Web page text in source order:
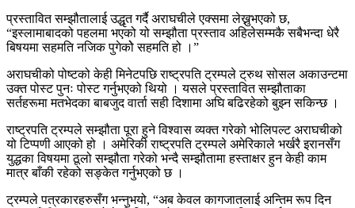
प्रस्तावित सम्झौतालाई उद्धृत गर्दै अराघचीले एक्समा लेख्नुभएको छ,
“इस्लामाबादको पहलमा भएको यो सम्झौता प्रस्ताव अहिलेसम्मकै सबैभन्दा धेरै
बिषयमा सहमति नजिक पुगेकोे सहमति हो ।”
अराघचीको पोष्टको केही मिनेटपछि राष्ट्रपति ट्रम्पले ट्रुथ सोसल अकाउन्टमा
उक्त पोस्ट पुनः पोस्ट गर्नुभएको थियो । यसले प्रस्तावित सम्झौताका
सर्तहरूमा मतभेदका बाबजुद वार्ता सही दिशामा अघि बढिरहेको बुझ्न सकिन्छ ।
राष्ट्रपति ट्रम्पले सम्झौता पूरा हुने विश्वास व्यक्त गरेको भोलिपल्ट अराघचीको
यो टिप्पणी आएको हो । अमेरिकी राष्ट्रपति ट्रम्पले अमेरिकाले भर्खरै इरानसँग
युद्धका विषयमा ठूलो सम्झौता गरेको भन्दै सम्झौतामा हस्ताक्षर हुन केही काम
मात्र बाँकी रहेको सङ्केत गर्नुभएको छ ।
ट्रम्पले पत्रकारहरुसँग भन्नुभयो, “अब केवल कागजातलाई अन्तिम रूप दिन